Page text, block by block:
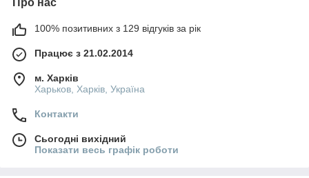
Про нас
100% позитивних з 129 відгуків за рік
Працює з 21.02.2014
м. Харків
Харьков, Харків, Україна
Контакти
Сьогодні вихідний
Показати весь графік роботи